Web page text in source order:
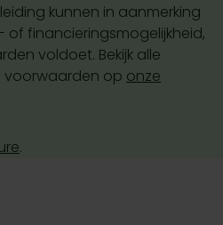
kunnen in aanmerking
of financieringsmogelijkheid,
voldoet. Bekijk alle
voorwaarden op onze
.